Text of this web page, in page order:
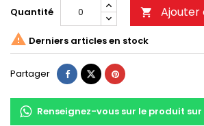
Quantité  Ajouter
 Derniers articles en stock
Partager
Renseignez-vous sur le produit